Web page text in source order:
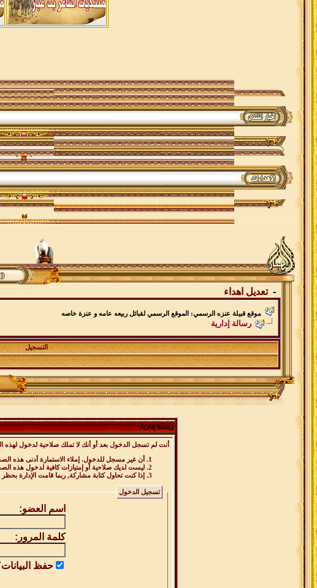
-تعديل اهداء
موقع قبيلة عنزه الرسمي: الموقع الرسمي لقبائل ربيعه عامه و عنزة خاصه
رسالة إدارية
التسجيل
رسالة إدارية
أنت لم تسجل الدخول بعد أو أنك لا تملك صلاحية لدخول لهذه
أن غير مسجل للدخول. إملاء الاستمارة أدنى هذه
ليست لديك صلاحية أو إمتيازات كافية لدخول هذه
إذا كنت تحاول كتابة مشاركة, ربما قامت الإدارة
تسجيل الدخول
اسم العضو:
كلمة المرور:
حفظ